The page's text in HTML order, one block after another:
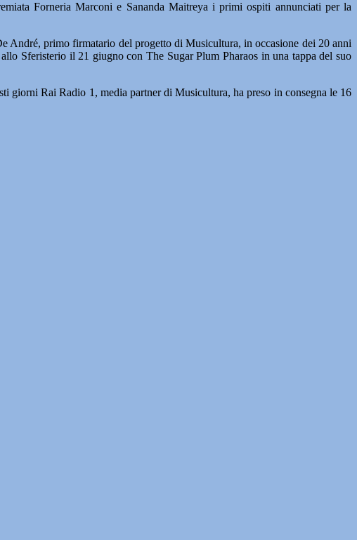
Forneria Marconi e Sananda Maitreya i primi ospiti annunciati per la
André, primo firmatario del progetto di Musicultura, in occasione dei 20 anni
Sferisterio il 21 giugno con The Sugar Plum Pharaos in una tappa del suo
giorni Rai Radio 1, media partner di Musicultura, ha preso in consegna le 16